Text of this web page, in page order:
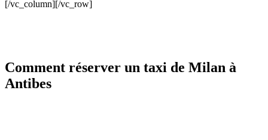
[/vc_column][/vc_row]
Comment réserver un taxi de Milan à
Antibes